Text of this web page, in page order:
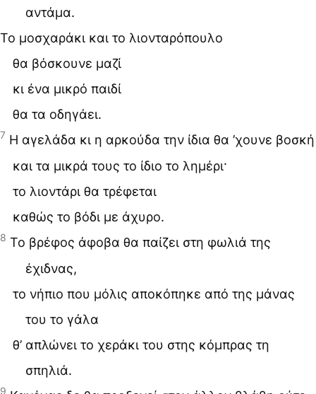
αντάμα.
Το μοσχαράκι και το λιονταρόπουλο
θα βόσκουνε μαζί
κι ένα μικρό παιδί
θα τα οδηγάει.
7 Η αγελάδα κι η αρκούδα την ίδια θα ’χουνε βοσκή
και τα μικρά τους το ίδιο το λημέρι·
το λιοντάρι θα τρέφεται
καθώς το βόδι με άχυρο.
8 Το βρέφος άφοβα θα παίζει στη φωλιά της
έχιδνας,
το νήπιο που μόλις αποκόπηκε από της μάνας
του το γάλα
θ’ απλώνει το χεράκι του στης κόμπρας τη
σπηλιά.
9